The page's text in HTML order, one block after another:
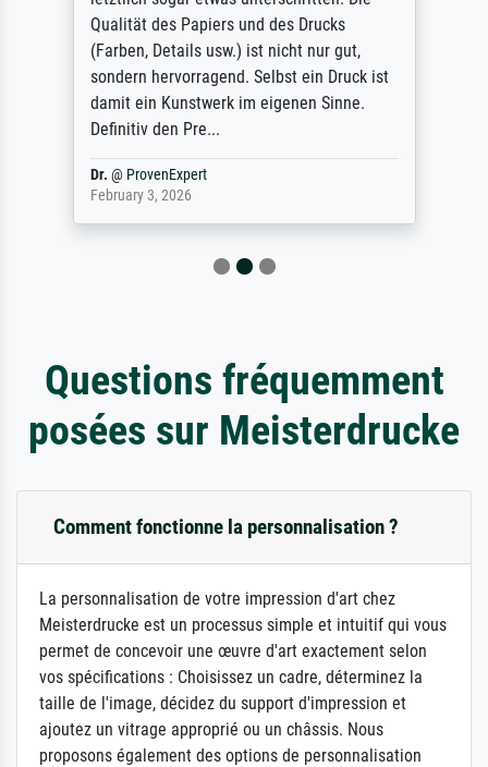
Qualität des Papiers und des Drucks
(Farben, Details usw.) ist nicht nur gut,
sondern hervorragend. Selbst ein Druck ist
damit ein Kunstwerk im eigenen Sinne.
Definitiv den Pre...
Dr. @ ProvenExpert
February 3, 2026
Questions fréquemment
posées sur Meisterdrucke
Comment fonctionne la personnalisation ?
La personnalisation de votre impression d'art chez
Meisterdrucke est un processus simple et intuitif qui vous
permet de concevoir une œuvre d'art exactement selon
vos spécifications : Choisissez un cadre, déterminez la
taille de l'image, décidez du support d'impression et
ajoutez un vitrage approprié ou un châssis. Nous
proposons également des options de personnalisation